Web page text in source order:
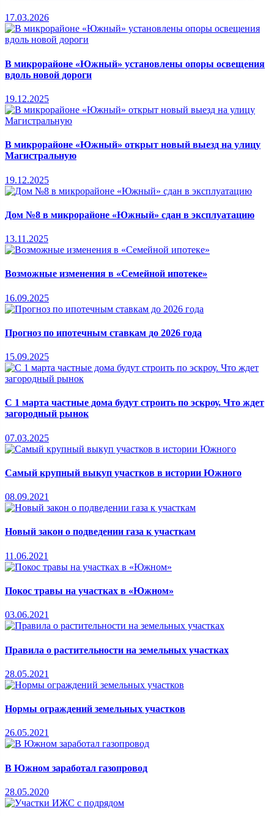
17.03.2026
В микрорайоне «Южный» установлены опоры освещения
вдоль новой дороги
19.12.2025
В микрорайоне «Южный» открыт новый выезд на улицу
Магистральную
19.12.2025
Дом №8 в микрорайоне «Южный» сдан в эксплуатацию
13.11.2025
Возможные изменения в «Семейной ипотеке»
16.09.2025
Прогноз по ипотечным ставкам до 2026 года
15.09.2025
С 1 марта частные дома будут строить по эскроу. Что ждет
загородный рынок
07.03.2025
Самый крупный выкуп участков в истории Южного
08.09.2021
Новый закон о подведении газа к участкам
11.06.2021
Покос травы на участках в «Южном»
03.06.2021
Правила о растительности на земельных участках
28.05.2021
Нормы ограждений земельных участков
26.05.2021
В Южном заработал газопровод
28.05.2020